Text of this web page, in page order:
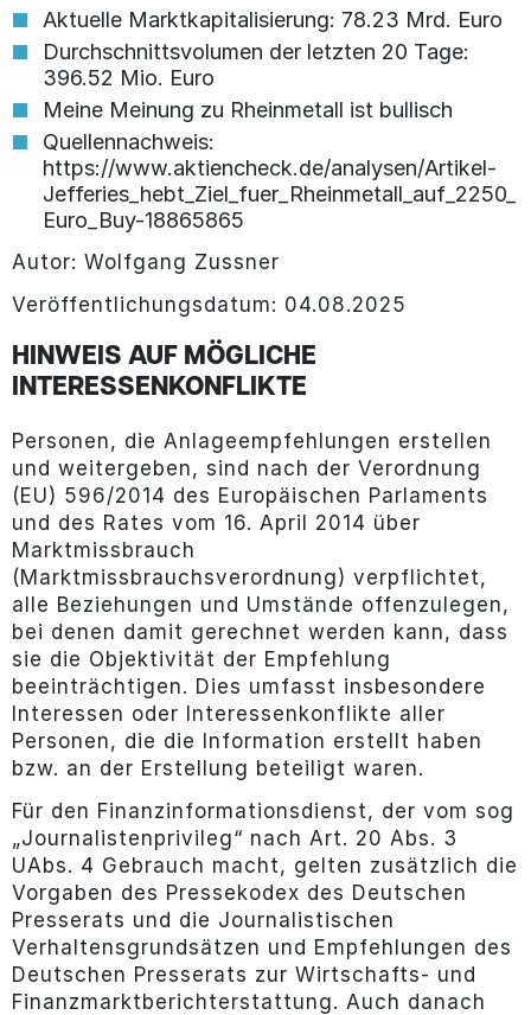
Aktuelle Marktkapitalisierung: 78.23 Mrd. Euro
Durchschnittsvolumen der letzten 20 Tage:
396.52 Mio. Euro
Meine Meinung zu Rheinmetall ist bullisch
Quellennachweis:
https://www.aktiencheck.de/analysen/Artikel-
Jefferies_hebt_Ziel_fuer_Rheinmetall_auf_2250_
Euro_Buy-18865865
Autor: Wolfgang Zussner
Veröffentlichungsdatum: 04.08.2025
HINWEIS AUF MÖGLICHE
INTERESSENKONFLIKTE
Personen, die Anlageempfehlungen erstellen
und weitergeben, sind nach der Verordnung
(EU) 596/2014 des Europäischen Parlaments
und des Rates vom 16. April 2014 über
Marktmissbrauch
(Marktmissbrauchsverordnung) verpflichtet,
alle Beziehungen und Umstände offenzulegen,
bei denen damit gerechnet werden kann, dass
sie die Objektivität der Empfehlung
beeinträchtigen. Dies umfasst insbesondere
Interessen oder Interessenkonflikte aller
Personen, die die Information erstellt haben
bzw. an der Erstellung beteiligt waren.
Für den Finanzinformationsdienst, der vom sog
„Journalistenprivileg“ nach Art. 20 Abs. 3
UAbs. 4 Gebrauch macht, gelten zusätzlich die
Vorgaben des Pressekodex des Deutschen
Presserats und die Journalistischen
Verhaltensgrundsätzen und Empfehlungen des
Deutschen Presserats zur Wirtschafts- und
Finanzmarktberichterstattung. Auch danach